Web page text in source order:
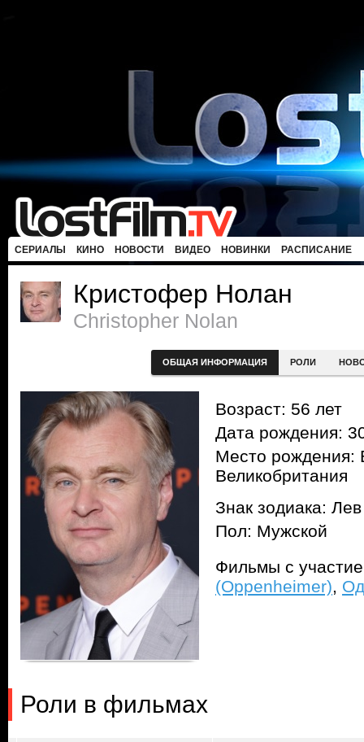
СЕРИАЛЫ КИНО НОВОСТИ ВИДЕО НОВИНКИ РАСПИСАНИЕ
Кристофер Нолан
Christopher Nolan
ОБЩАЯ ИНФОРМАЦИЯ РОЛИ
Возраст: 56 лет
Дата рождения:
Место рождения:
Великобритания
Знак зодиака: Лев
Пол: Мужской
Фильмы с
(Oppenheimer),
Роли в фильмах